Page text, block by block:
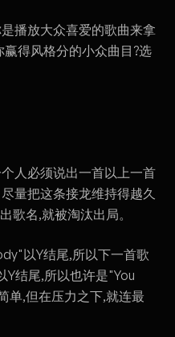
播放大众喜爱的歌曲来拿
得风格分的小众曲目?选
人必须说出一首以上一首
量把这条接龙维持得越久
歌名,就被淘汰出局。
以Y结尾,所以下一首歌
结尾,所以也许是"You
单,但在压力之下,就连最